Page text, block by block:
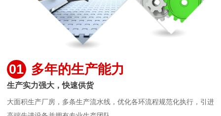
01 多年的生产能力
生产实力强大，快速供货
大面积生产厂房，多条生产流水线，优化各环流程规范化执行，引进